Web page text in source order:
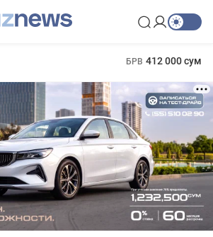
БРВ 412 000 сум